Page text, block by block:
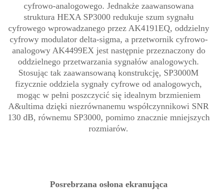
cyfrowo-analogowego. Jednakże zaawansowana
struktura HEXA SP3000 redukuje szum sygnału
cyfrowego wprowadzanego przez AK4191EQ, oddzielny
cyfrowy modulator delta-sigma, a przetwornik cyfrowo-
analogowy AK4499EX jest następnie przeznaczony do
oddzielnego przetwarzania sygnałów analogowych.
Stosując tak zaawansowaną konstrukcję, SP3000M
fizycznie oddziela sygnały cyfrowe od analogowych,
mogąc w pełni poszczycić się idealnym brzmieniem
A&ultima dzięki niezrównanemu współczynnikowi SNR
130 dB, równemu SP3000, pomimo znacznie mniejszych
rozmiarów.
Posrebrzana osłona ekranująca